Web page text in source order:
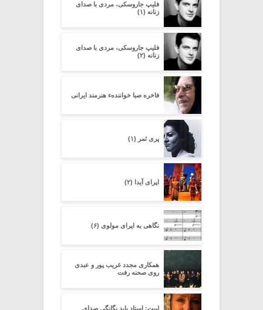
فلیپ جاروسکی، مردی با صدای
زنانه (۱)
فلیپ جاروسکی، مردی با صدای
زنانه (۲)
فاخره صبا خوانندهء هنرمند ایرانی
پری ثمر (۱)
اپرای آیدا (۲)
نگاهی به اپرای مولوی (۶)
همکاری مجدد غریب پور و عبدی
روی صحنه رفت
لیپت: استاد باید یگانگی صدای